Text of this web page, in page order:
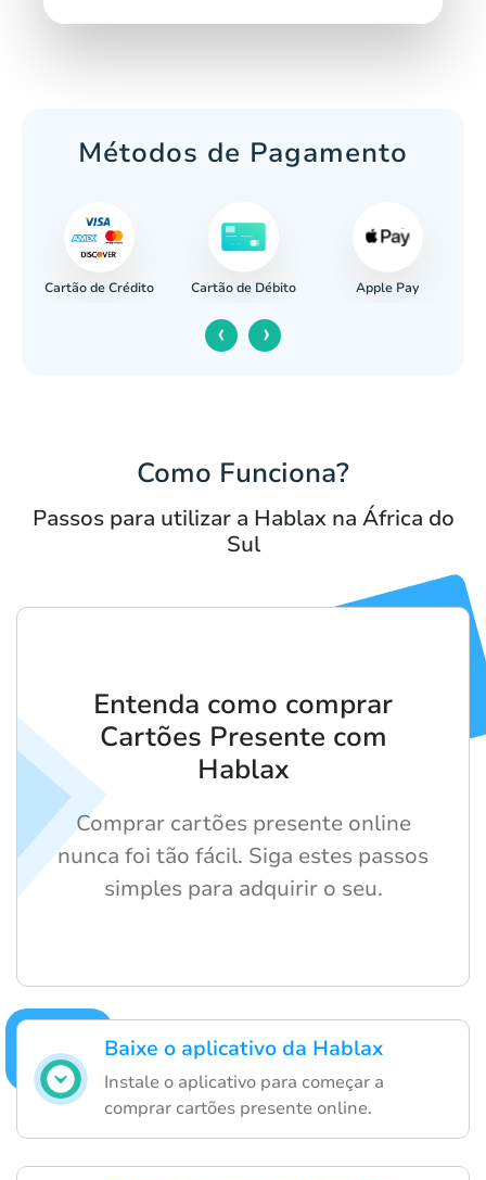
Métodos de Pagamento
Cartão de Crédito Cartão de Débito Apple Pay
‹ ›
Como Funciona?
Passos para utilizar a Hablax na África do
Sul
Baixe o aplicativo da Hablax
Instale o aplicativo para começar a
comprar cartões presente online.
Entenda como comprar
Cartões Presente com
Hablax
Comprar cartões presente online
nunca foi tão fácil. Siga estes passos
simples para adquirir o seu.